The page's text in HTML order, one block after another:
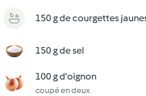
150 g de courgettes
150 g de sel
100 g d'oignon
coupé en deux